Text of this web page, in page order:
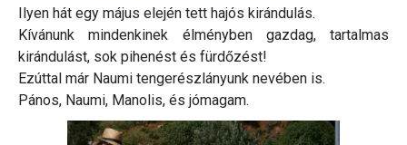
Ilyen hát egy május elején tett hajós kirándulás.
Kívánunk mindenkinek élményben gazdag, tartalmas
kirándulást, sok pihenést és fürdőzést!
Ezúttal már Naumi tengerészlányunk nevében is.
Pános, Naumi, Manolis, és jómagam.